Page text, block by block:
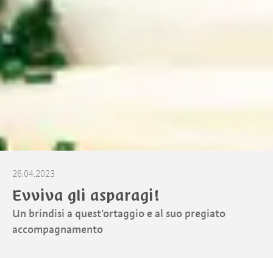
26.04.2023
Evviva gli asparagi!
Un brindisi a quest’ortaggio e al suo pregiato
accompagnamento